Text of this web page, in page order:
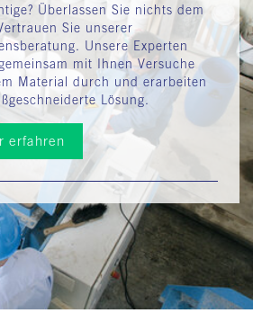
bringt erhöhte Scherkräfte in das
Überlassen Sie nichts dem
Sie unserer
Unsere Experten
mit Ihnen Versuche
Material durch und erarbeiten
Lösung.
erfahren